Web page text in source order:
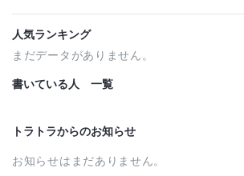
人気ランキング
まだデータがありません。
書いている人 一覧
トラトラからのお知らせ
お知らせはまだありません。